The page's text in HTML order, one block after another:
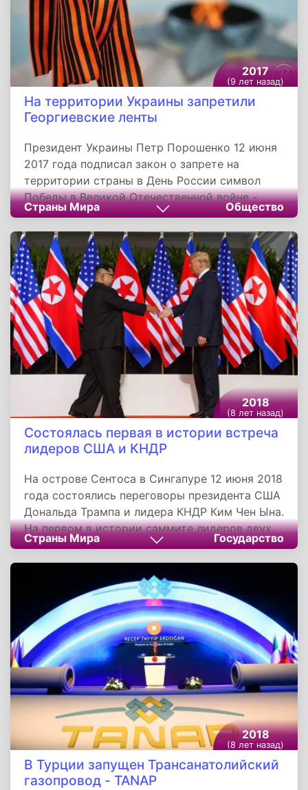
2017
(9 лет назад)
На территории Украины запретили
Георгиевские ленты
Президент Украины Петр Порошенко 12 июня
2017 года подписал закон о запрете на
территории страны в День России символ
Победы в Великой Отечественной войне -
георгиевскую ленточку. Теперь ее
изготовление, ношение или пропаганда на
украинской территории карается штрафом в
размере до 2550 гривен, а в случае
повторного нарушения - вплоть до ареста.
Страны Мира Общество
2018
(8 лет назад)
Состоялась первая в истории встреча
лидеров США и КНДР
На острове Сентоса в Сингапуре 12 июня 2018
года состоялись переговоры президента США
Дональда Трампа и лидера КНДР Ким Чен Ына.
На первом в истории саммите лидеров двух
стран, стороны обсудили вопросы полной
денуклеаризации и гарантий мира на
Корейском полуострове, а также
нормализацию американо-северокорейских
отношений.
Страны Мира Государство
2018
(8 лет назад)
В Турции запущен Трансанатолийский
газопровод - TANAP